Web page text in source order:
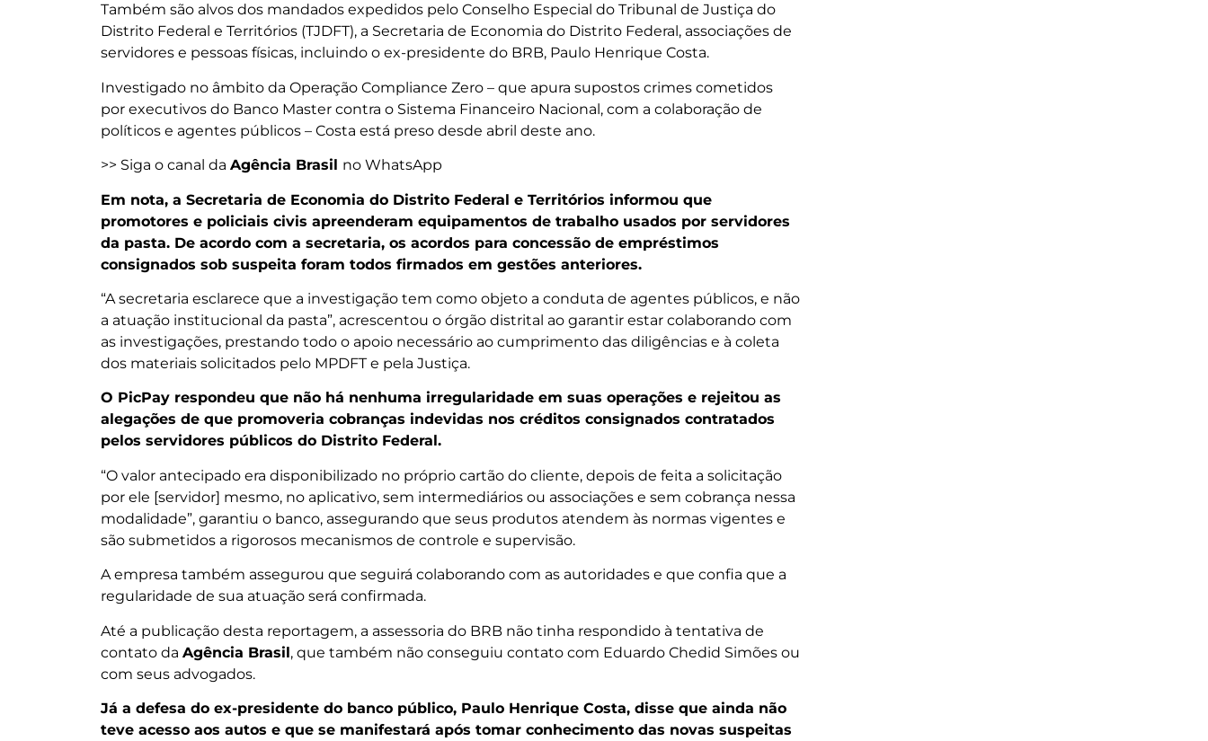
Também são alvos dos mandados expedidos pelo Conselho Especial do Tribunal de Justiça do
Distrito Federal e Territórios (TJDFT), a Secretaria de Economia do Distrito Federal, associações de
servidores e pessoas físicas, incluindo o ex-presidente do BRB, Paulo Henrique Costa.
Investigado no âmbito da Operação Compliance Zero – que apura supostos crimes cometidos
por executivos do Banco Master contra o Sistema Financeiro Nacional, com a colaboração de
políticos e agentes públicos – Costa está preso desde abril deste ano.
>> Siga o canal da Agência Brasil no WhatsApp
Em nota, a Secretaria de Economia do Distrito Federal e Territórios informou que
promotores e policiais civis apreenderam equipamentos de trabalho usados por servidores
da pasta. De acordo com a secretaria, os acordos para concessão de empréstimos
consignados sob suspeita foram todos firmados em gestões anteriores.
“A secretaria esclarece que a investigação tem como objeto a conduta de agentes públicos, e não
a atuação institucional da pasta”, acrescentou o órgão distrital ao garantir estar colaborando com
as investigações, prestando todo o apoio necessário ao cumprimento das diligências e à coleta
dos materiais solicitados pelo MPDFT e pela Justiça.
O PicPay respondeu que não há nenhuma irregularidade em suas operações e rejeitou as
alegações de que promoveria cobranças indevidas nos créditos consignados contratados
pelos servidores públicos do Distrito Federal.
“O valor antecipado era disponibilizado no próprio cartão do cliente, depois de feita a solicitação
por ele [servidor] mesmo, no aplicativo, sem intermediários ou associações e sem cobrança nessa
modalidade”, garantiu o banco, assegurando que seus produtos atendem às normas vigentes e
são submetidos a rigorosos mecanismos de controle e supervisão.
A empresa também assegurou que seguirá colaborando com as autoridades e que confia que a
regularidade de sua atuação será confirmada.
Até a publicação desta reportagem, a assessoria do BRB não tinha respondido à tentativa de
contato da Agência Brasil, que também não conseguiu contato com Eduardo Chedid Simões ou
com seus advogados.
Já a defesa do ex-presidente do banco público, Paulo Henrique Costa, disse que ainda não
teve acesso aos autos e que se manifestará após tomar conhecimento das novas suspeitas